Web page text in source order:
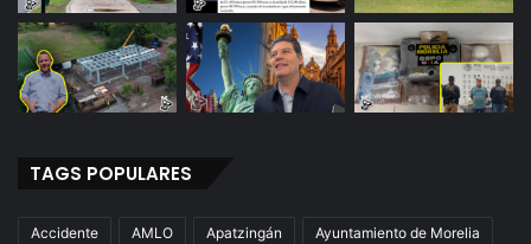
TAGS POPULARES
Accidente AMLO Apatzingán Ayuntamiento de Morelia